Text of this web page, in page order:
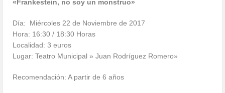
«Frankestein, no soy un monstruo»
Día: Miércoles 22 de Noviembre de 2017
Hora: 16:30 / 18:30 Horas
Localidad: 3 euros
Lugar: Teatro Municipal » Juan Rodríguez Romero»
Recomendación: A partir de 6 años